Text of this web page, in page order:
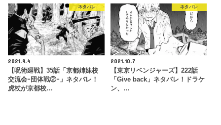
ネタバレ
2021.9.4
【呪術廻戦】35話「京都姉妹校
交流会ｰ団体戦②ｰ」ネタバレ！
虎杖が京都校…
ネタバレ
2021.10.7
【東京リベンジャーズ】222話
「Give back」ネタバレ！ドラケ
ン、…